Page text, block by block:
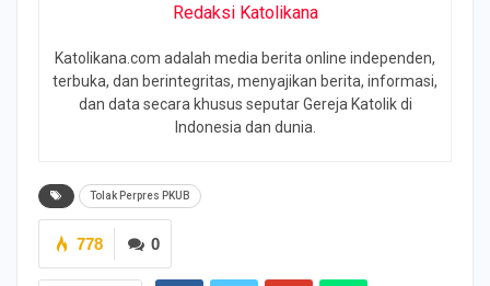
Redaksi Katolikana
Katolikana.com adalah media berita online independen,
terbuka, dan berintegritas, menyajikan berita, informasi,
dan data secara khusus seputar Gereja Katolik di
Indonesia dan dunia.
Tolak Perpres PKUB
0
778